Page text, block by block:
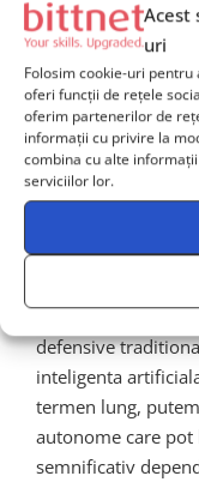
Acest
uri
Folosim cookie-uri
oferi funcții de rețele
oferim partenerilor de
informații cu privire la
combina cu alte
serviciilor lor.
Impactul
globale
Intrarea OpenAI
din industrie sa
sa reduca
estimeaza ca
restructurare a
defensive
inteligenta
termen lung,
autonome care
semnificativ